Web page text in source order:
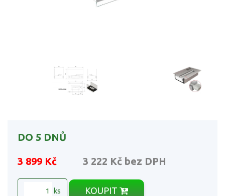
DO 5 DNŮ
3 899 Kč 3 222 Kč bez DPH
ks KOUPIT